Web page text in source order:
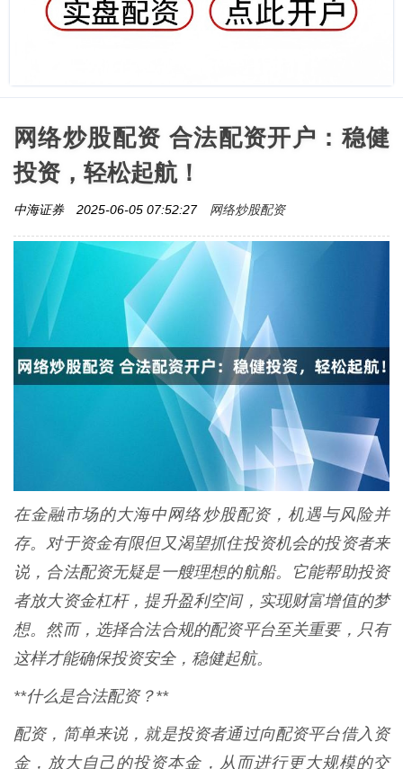
网络炒股配资 合法配资开户：稳健
投资，轻松起航！
中海证券 2025-06-05 07:52:27 网络炒股配资
在金融市场的大海中网络炒股配资，机遇与风险并
存。对于资金有限但又渴望抓住投资机会的投资者来
说，合法配资无疑是一艘理想的航船。它能帮助投资
者放大资金杠杆，提升盈利空间，实现财富增值的梦
想。然而，选择合法合规的配资平台至关重要，只有
这样才能确保投资安全，稳健起航。
**什么是合法配资？**
配资，简单来说，就是投资者通过向配资平台借入资
金，放大自己的投资本金，从而进行更大规模的交